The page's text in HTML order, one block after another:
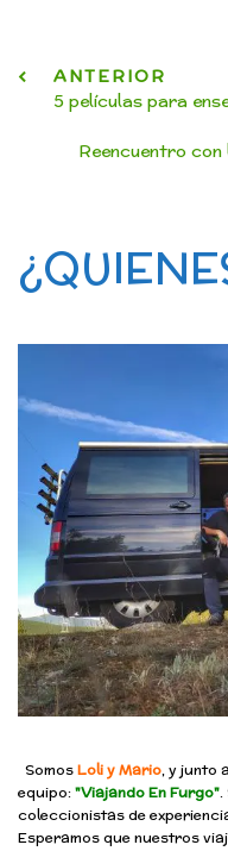
ANTERIOR
5 películas para
Reencuentro
SomosLoli y Mario, y junto
equipo:"Viajando En Furgo".
coleccionistas de
Esperamos que nuestros